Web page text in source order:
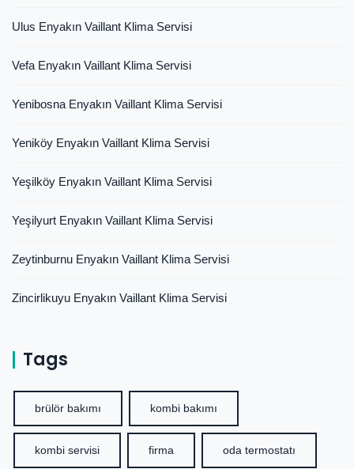
Ulus Enyakın Vaillant Klima Servisi
Vefa Enyakın Vaillant Klima Servisi
Yenibosna Enyakın Vaillant Klima Servisi
Yeniköy Enyakın Vaillant Klima Servisi
Yeşilköy Enyakın Vaillant Klima Servisi
Yeşilyurt Enyakın Vaillant Klima Servisi
Zeytinburnu Enyakın Vaillant Klima Servisi
Zincirlikuyu Enyakın Vaillant Klima Servisi
Tags
brülör bakımı kombi bakımı
kombi servisi firma oda termostatı